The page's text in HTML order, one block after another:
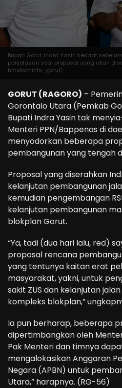
Bupati Gorut, Indra Yasin sesaat
penjelasan soal proposal yang akan
hmskominfo_gorut)
GORUT (RAGORO) –
Gorontalo Utara (Pemkab
Bupati Indra Yasin tak
Menteri PPN/Bappenas di
menyodorkan beberapa
pembangunan yang tengah
Proposal yang diserahkan
kelanjutan pembangunan
kemudian pengembangan
kelanjutan pembangunan
blokplan Gorut.
“Ya, tadi (dua hari lalu, red)
proposal rencana
yang tentunya kaitan erat
masyarakat, yakni, untuk
sakit ZUS dan kelanjutan
kompleks blokplan,”
Ia pun berharap, beberapa
dipertimbangkan oleh
Pak Menteri dan timnya
mengalokasikan Anggaran
Negara (APBN) untuk
Utara,” harapnya. (RG-56)